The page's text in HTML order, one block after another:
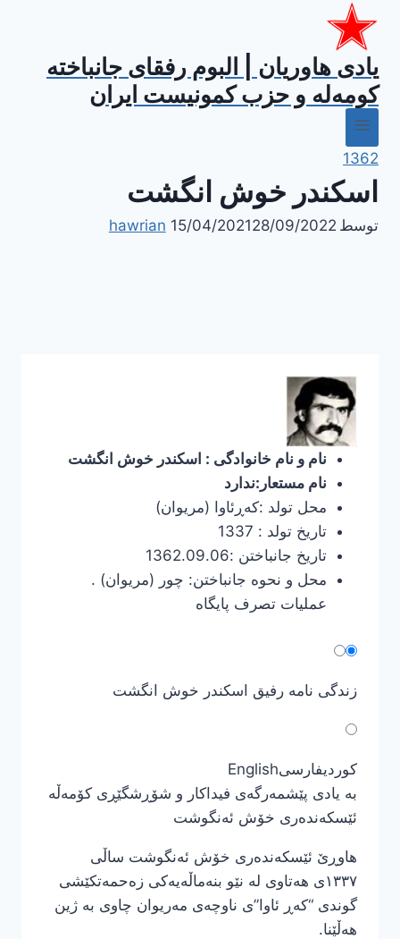
بازگشت
محتوایادی هاوریان | البوم رفقای جانباخته
کومه‌له و حزب کمونیست ایران
1362
اسکندر خوش انگشت
توسط hawrian 15/04/202128/09/2022
نام و نام خانوادگی : اسکندر خوش انگشت
نام مستعار:ندارد
محل تولد :كه‌ڕئاوا (مریوان)
تاریخ تولد : 1337
تاریخ جانباختن :1362.09.06
محل و نحوه جانباختن: چور (مریوان) .
عملیات تصرف پایگاه
زندگی نامه رفیق اسکندر خوش انگشت
کوردیفارسیEnglish
بە یادی پێشمەرگەی فیداکار و شۆڕشگێڕی کۆمەڵە
ئێسکەندەری خۆش ئەنگوشت
هاوڕێ ئێسکەندەری خۆش ئەنگوشت ساڵی
١٣٣٧ی هەتاوی لە نێو بنەماڵەیەکی زەحمەتکێشی
گوندی “کەڕ ئاوا”ی ناوچەی مەریوان چاوی بە ژین
هەڵێنا.